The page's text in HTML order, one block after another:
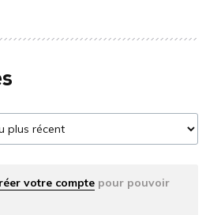
votre compte pour pouvoir